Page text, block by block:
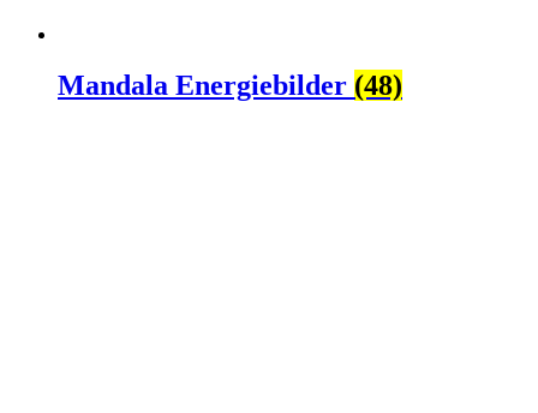
Mandala Energiebilder (48)